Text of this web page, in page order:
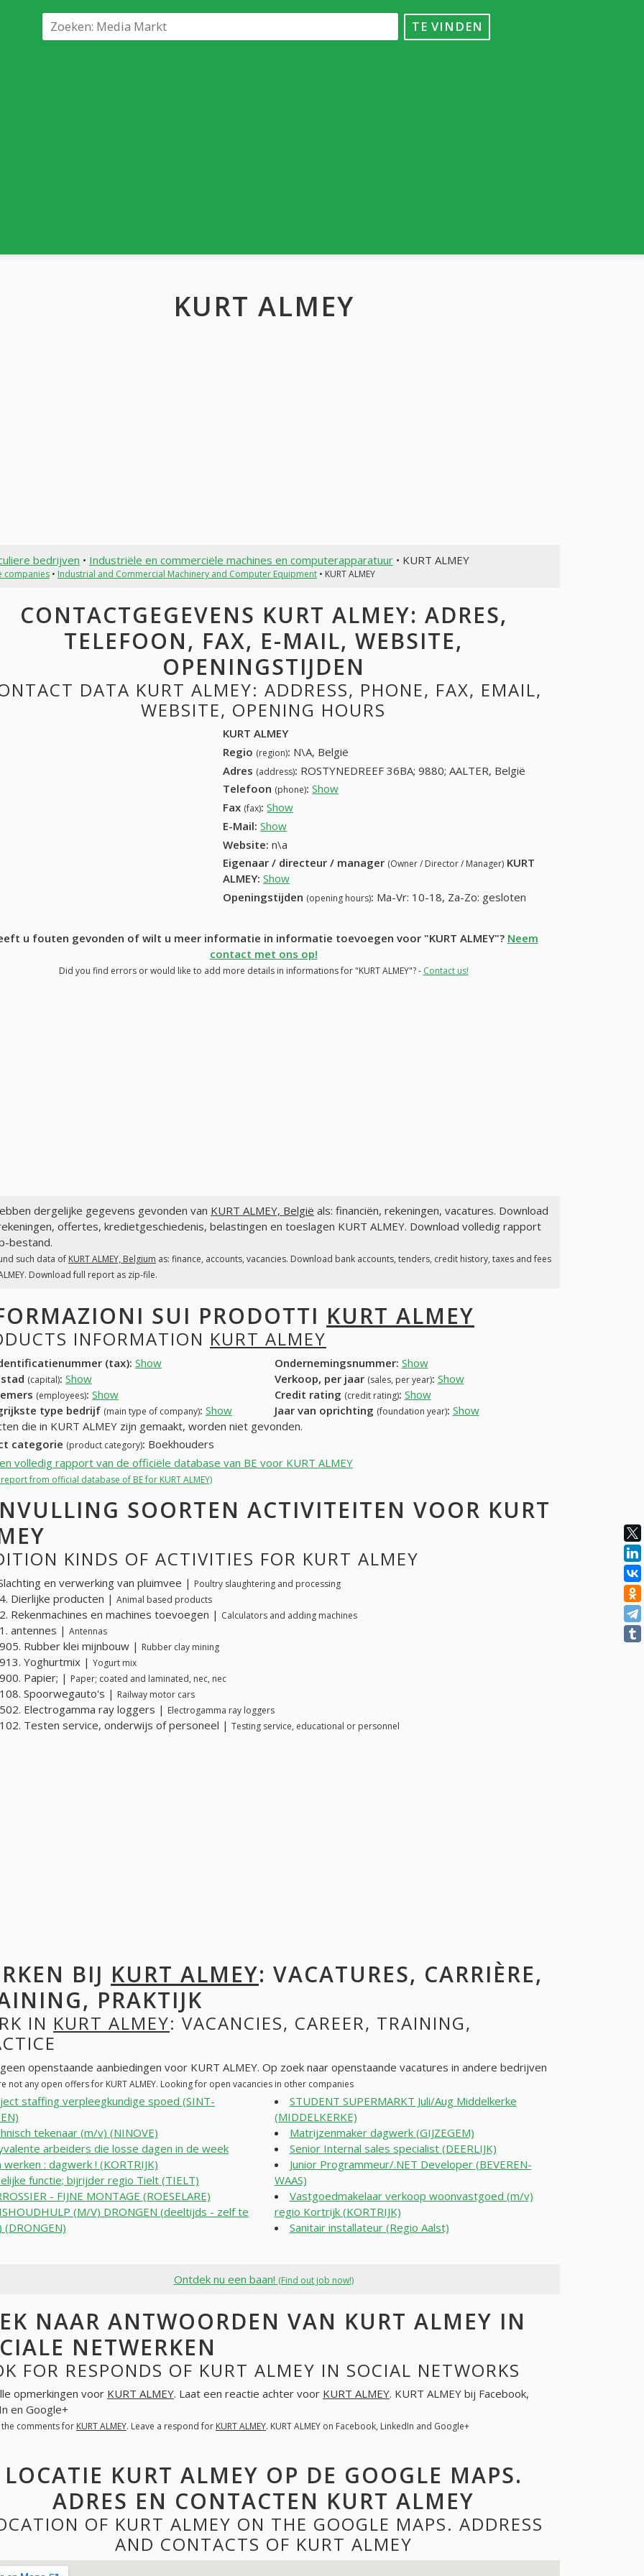
TE VINDEN
KURT ALMEY
bedrijven • Industriële en commerciële machines en computerapparatuur• KURT ALMEY
companies• Industrial and Commercial Machinery and Computer Equipment• KURT ALMEY
CONTACTGEGEVENS KURT ALMEY: ADRES,
TELEFOON, FAX, E-MAIL, WEBSITE,
OPENINGSTIJDEN
DATA KURT ALMEY: ADDRESS, PHONE, FAX, EMAIL,
WEBSITE, OPENING HOURS
KURT ALMEY
Regio (region): N\A, België
Adres (address): ROSTYNEDREEF 36BA; 9880; AALTER, België
Telefoon (phone): Show
Fax (fax): Show
E-Mail: Show
Website: n\a
Eigenaar / directeur / manager (Owner / Director / Manager) KURT
ALMEY: Show
Openingstijden (opening hours): Ma-Vr: 10-18, Za-Zo: gesloten
u fouten gevonden of wilt u meer informatie in informatie toevoegen voor "KURT ALMEY"? Neem
contact met ons op!
Did you find errors or would like to add more details in informations for "KURT ALMEY"? - Contact us!
dergelijke gegevens gevonden van KURT ALMEY, België als: financiën, rekeningen, vacatures. Download
offertes, kredietgeschiedenis, belastingen en toeslagen KURT ALMEY. Download volledig rapport
bestand.
such data of KURT ALMEY, Belgium as: finance, accounts, vacancies. Download bank accounts, tenders, credit history, taxes and fees
Download full report as zip-file.
SUI PRODOTTI KURT ALMEY
INFORMATION KURT ALMEY
(tax): Show Ondernemingsnummer: Show
(capital): Show Verkoop, per jaar (sales, per year): Show
(employees): Show Credit rating (credit rating): Show
type bedrijf (main type of company): Show Jaar van oprichting (foundation year): Show
die in KURT ALMEY zijn gemaakt, worden niet gevonden.
categorie (product category): Boekhouders
volledig rapport van de officiële database van BE voor KURT ALMEY
from official database of BE for KURT ALMEY)
SOORTEN ACTIVITEITEN VOOR KURT
KINDS OF ACTIVITIES FOR KURT ALMEY
en verwerking van pluimvee | Poultry slaughtering and processing
Dierlijke producten | Animal based products
Rekenmachines en machines toevoegen | Calculators and adding machines
antennes | Antennas
Rubber klei mijnbouw | Rubber clay mining
Yoghurtmix | Yogurt mix
Papier; | Paper; coated and laminated, nec, nec
Spoorwegauto's | Railway motor cars
Electrogamma ray loggers | Electrogamma ray loggers
Testen service, onderwijs of personeel | Testing service, educational or personnel
BIJ KURT ALMEY: VACATURES, CARRIÈRE,
PRAKTIJK
IN KURT ALMEY: VACANCIES, CAREER, TRAINING,
openstaande aanbiedingen voor KURT ALMEY. Op zoek naar openstaande vacatures in andere bedrijven
not any open offers for KURT ALMEY. Looking for open vacancies in other companies
staffing verpleegkundige spoed (SINT-
tekenaar (m/v) (NINOVE)
arbeiders die losse dagen in de week
werken : dagwerk ! (KORTRIJK)
functie; bijrijder regio Tielt (TIELT)
- FIJNE MONTAGE (ROESELARE)
(M/V) DRONGEN (deeltijds - zelf te
(DRONGEN)
STUDENT SUPERMARKT Juli/Aug Middelkerke
(MIDDELKERKE)
Matrijzenmaker dagwerk (GIJZEGEM)
Senior Internal sales specialist (DEERLIJK)
Junior Programmeur/.NET Developer (BEVEREN-
WAAS)
Vastgoedmakelaar verkoop woonvastgoed (m/v)
regio Kortrijk (KORTRIJK)
Sanitair installateur (Regio Aalst)
Ontdek nu een baan! (Find out job now!)
NAAR ANTWOORDEN VAN KURT ALMEY IN
NETWERKEN
FOR RESPONDS OF KURT ALMEY IN SOCIAL NETWORKS
opmerkingen voor KURT ALMEY. Laat een reactie achter voor KURT ALMEY. KURT ALMEY bij Facebook,
en Google+
the comments for KURT ALMEY. Leave a respond for KURT ALMEY. KURT ALMEY on Facebook, LinkedIn and Google+
LOCATIE KURT ALMEY OP DE GOOGLE MAPS.
ADRES EN CONTACTEN KURT ALMEY
OF KURT ALMEY ON THE GOOGLE MAPS. ADDRESS
AND CONTACTS OF KURT ALMEY